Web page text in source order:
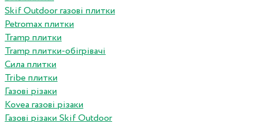
Skif Outdoor газові плитки
Petromax плитки
Tramp плитки
Tramp плитки-обігрівачі
Сила плитки
Tribe плитки
Газові різаки
Kovea газові різаки
Газові різаки Skif Outdoor